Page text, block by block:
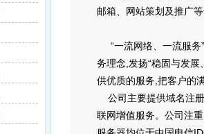
邮箱、网站策划及推广
“一流网络、一流服务
务理念,发扬“稳固与发
供优质的服务,把客户的
公司主要提供域名注
联网增值服务。公司注